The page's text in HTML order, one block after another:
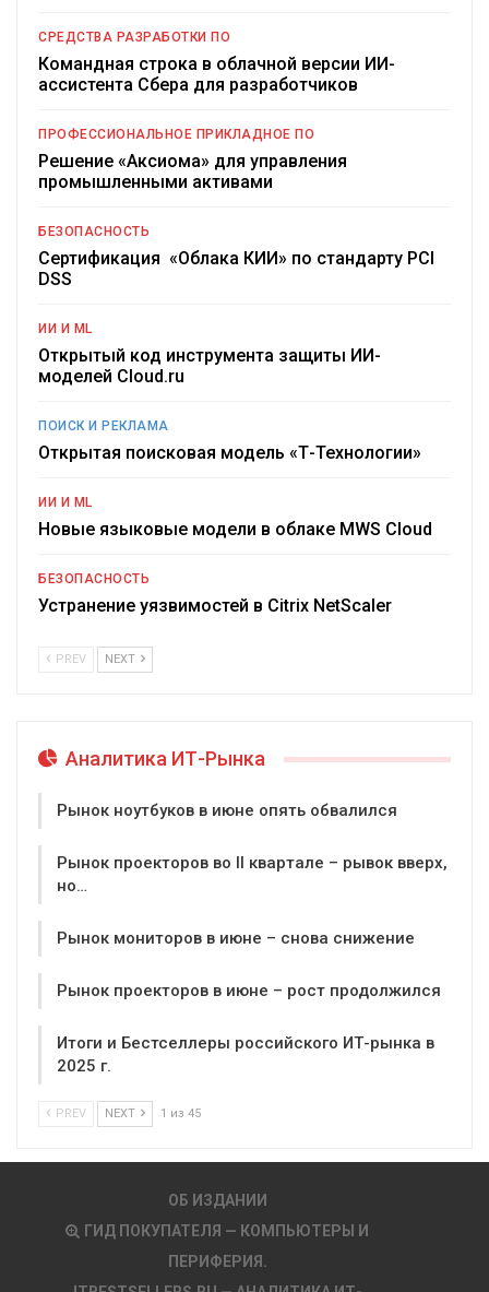
СРЕДСТВА РАЗРАБОТКИ ПО
Командная строка в облачной версии ИИ-
ассистента Сбера для разработчиков
ПРОФЕССИОНАЛЬНОЕ ПРИКЛАДНОЕ ПО
Решение «Аксиома» для управления
промышленными активами
БЕЗОПАСНОСТЬ
Сертификация «Облака КИИ» по стандарту PCI
DSS
ИИ И ML
Открытый код инструмента защиты ИИ-
моделей Cloud.ru
ПОИСК И РЕКЛАМА
Открытая поисковая модель «Т-Технологии»
ИИ И ML
Новые языковые модели в облаке MWS Cloud
БЕЗОПАСНОСТЬ
Устранение уязвимостей в Citrix NetScaler
PREV NEXT
Аналитика ИТ-Рынка
Рынок ноутбуков в июне опять обвалился
Рынок проекторов во II квартале – рывок вверх,
но…
Рынок мониторов в июне – снова снижение
Рынок проекторов в июне – рост продолжился
Итоги и Бестселлеры российского ИТ-рынка в
2025 г.
PREV NEXT 1 из 45
ОБ ИЗДАНИИ
ГИД ПОКУПАТЕЛЯ — КОМПЬЮТЕРЫ И
ПЕРИФЕРИЯ.